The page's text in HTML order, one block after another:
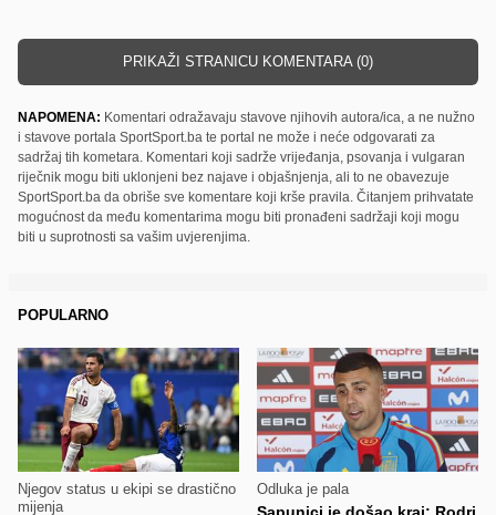
PRIKAŽI STRANICU KOMENTARA (0)
NAPOMENA: Komentari odražavaju stavove njihovih autora/ica, a ne nužno
i stavove portala SportSport.ba te portal ne može i neće odgovarati za
sadržaj tih kometara. Komentari koji sadrže vrijeđanja, psovanja i vulgaran
riječnik mogu biti uklonjeni bez najave i objašnjenja, ali to ne obavezuje
SportSport.ba da obriše sve komentare koji krše pravila. Čitanjem prihvatate
mogućnost da među komentarima mogu biti pronađeni sadržaji koji mogu
biti u suprotnosti sa vašim uvjerenjima.
POPULARNO
Njegov status u ekipi se drastično
mijenja
Odluka je pala